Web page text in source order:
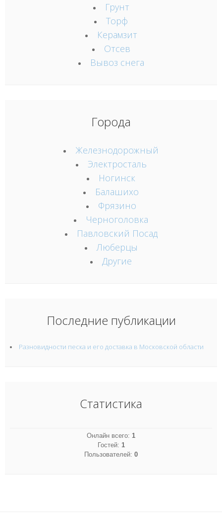
Грунт
Торф
Керамзит
Отсев
Вывоз снега
Города
Железнодорожный
Электросталь
Ногинск
Балашихо
Фрязино
Черноголовка
Павловский Посад
Люберцы
Другие
Последние публикации
Разновидности песка и его доставка в Московской области
Статистика
Онлайн всего: 1
Гостей: 1
Пользователей: 0